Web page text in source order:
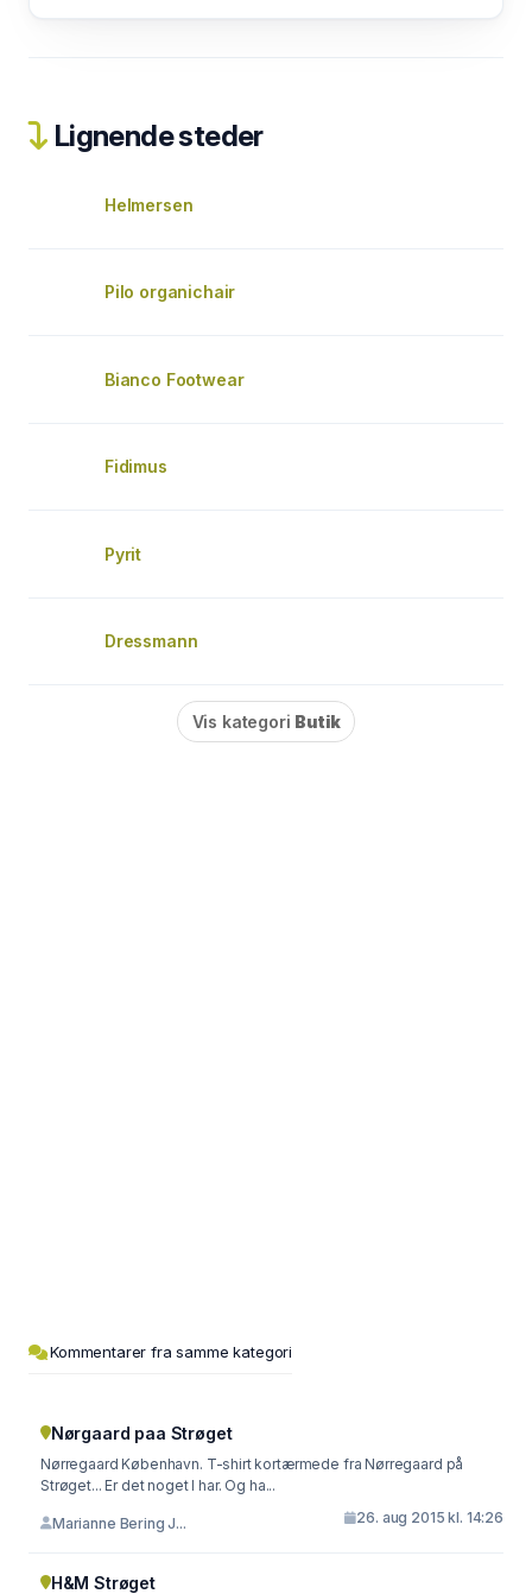
Lignende steder
Helmersen
Pilo organichair
Bianco Footwear
Fidimus
Pyrit
Dressmann
Vis kategori Butik
Kommentarer fra samme kategori
Nørgaard paa Strøget
Nørregaard København. T-shirt kortærmede fra Nørregaard på
Strøget... Er det noget I har. Og ha...
Marianne Bering J... 26. aug 2015 kl. 14:26
H&M Strøget